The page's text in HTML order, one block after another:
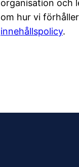
organisation och
om hur vi
innehållspolicy.